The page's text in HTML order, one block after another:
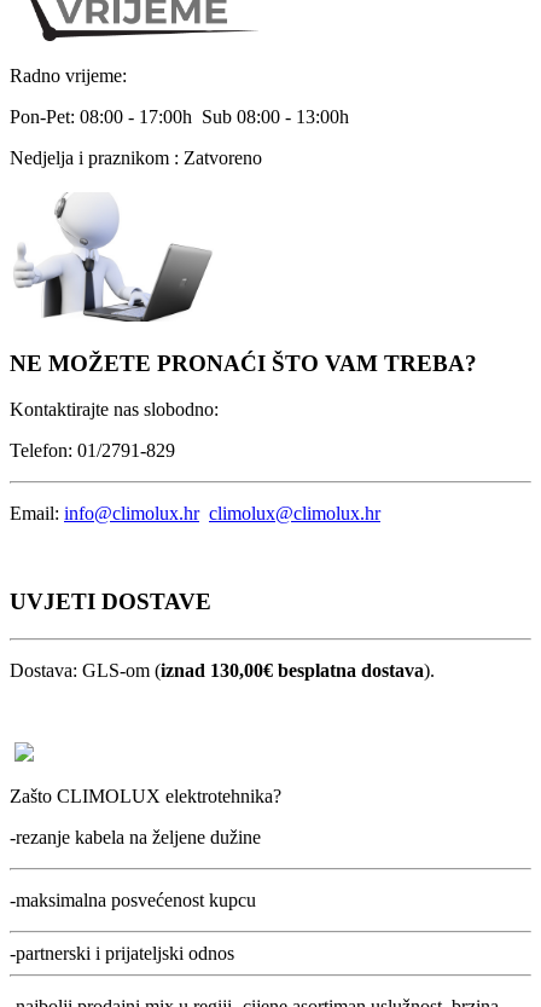
Radno vrijeme:
Pon-Pet: 08:00 - 17:00h Sub 08:00 - 13:00h
Nedjelja i praznikom : Zatvoreno
NE MOŽETE PRONAĆI ŠTO VAM TREBA?
Kontaktirajte nas slobodno:
Telefon: 01/2791-829
Email: info@climolux.hr climolux@climolux.hr
UVJETI DOSTAVE
Dostava: GLS-om (iznad 130,00€ besplatna dostava).
Zašto CLIMOLUX elektrotehnika?
-rezanje kabela na željene dužine
-maksimalna posvećenost kupcu
-partnerski i prijateljski odnos